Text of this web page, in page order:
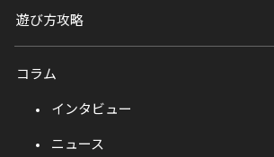
遊び方攻略
コラム
インタビュー
ニュース